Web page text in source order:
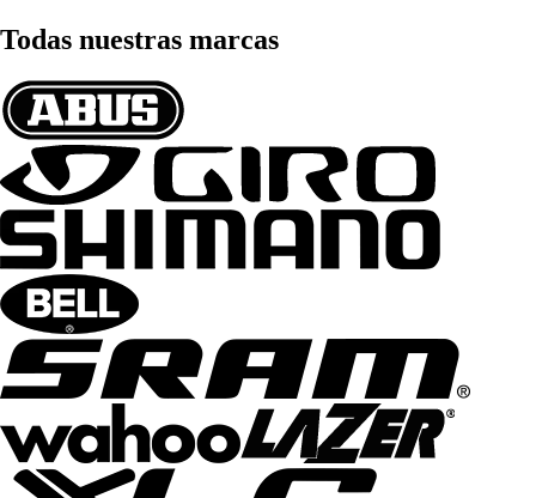
Todas nuestras marcas